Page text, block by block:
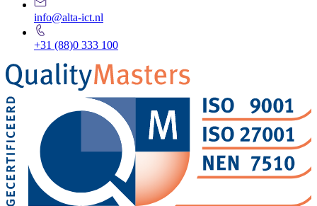
info@alta-ict.nl
+31 (88)0 333 100